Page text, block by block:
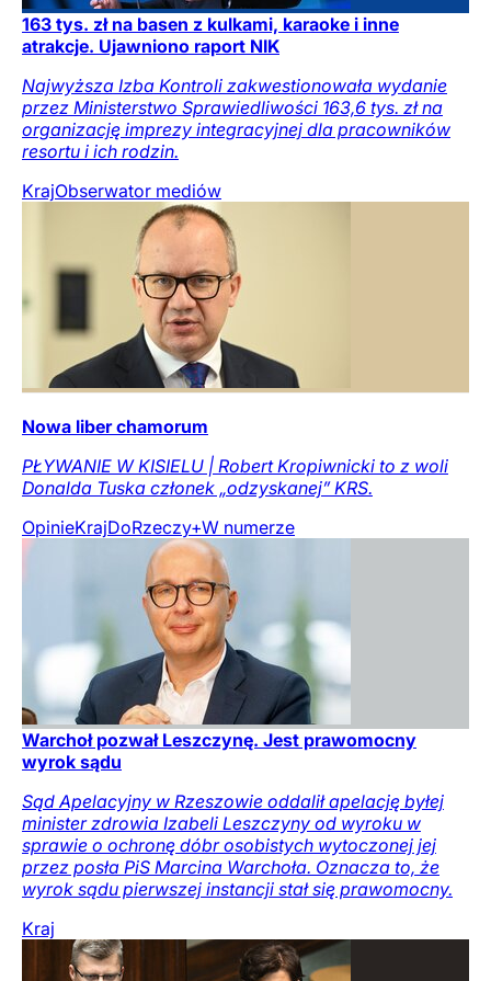
163 tys. zł na basen z kulkami, karaoke i inne
atrakcje. Ujawniono raport NIK
Najwyższa Izba Kontroli zakwestionowała wydanie
przez Ministerstwo Sprawiedliwości 163,6 tys. zł na
organizację imprezy integracyjnej dla pracowników
resortu i ich rodzin.
KrajObserwator mediów
Nowa liber chamorum
PŁYWANIE W KISIELU | Robert Kropiwnicki to z woli
Donalda Tuska członek „odzyskanej” KRS.
OpinieKrajDoRzeczy+W numerze
Warchoł pozwał Leszczynę. Jest prawomocny
wyrok sądu
Sąd Apelacyjny w Rzeszowie oddalił apelację byłej
minister zdrowia Izabeli Leszczyny od wyroku w
sprawie o ochronę dóbr osobistych wytoczonej jej
przez posła PiS Marcina Warchoła. Oznacza to, że
wyrok sądu pierwszej instancji stał się prawomocny.
Kraj